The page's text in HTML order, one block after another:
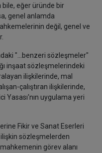
bile, eğer üründe bir
genel anlamda
değil, genel ve
"...benzeri sözleşmeler"
inşaat sözleşmelerindeki
ilişkilerinde, mal
çalıştıran ilişkilerinde,
Yasası'nın uygulama yeri
Fikir ve Sanat Eserleri
sözleşmelerden
görev alanı